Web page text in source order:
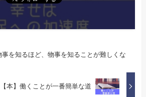
事を知るほど、物事を知ることが難しくな
【本】働くことが一番簡単な道